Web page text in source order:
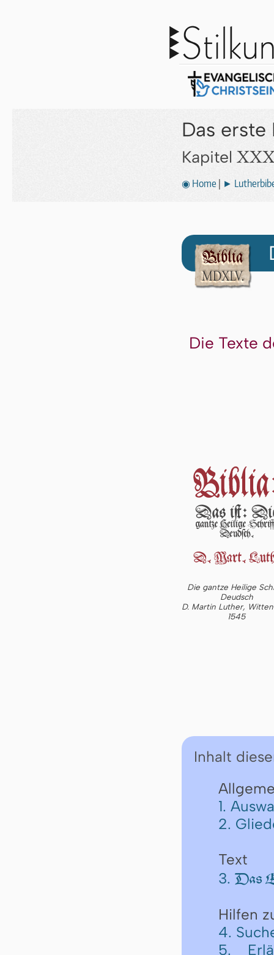
Das
Kapitel
◉ Home ►
Die Texte
Die gantze Heilige
Deudsch
D. Martin Luther,
1545
Inhalt
1.
2.
Text
3. Das
Hilfen
4.
5.